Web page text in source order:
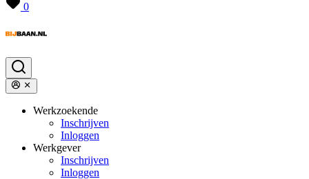
0
Werkzoekende
Inschrijven
Inloggen
Werkgever
Inschrijven
Inloggen